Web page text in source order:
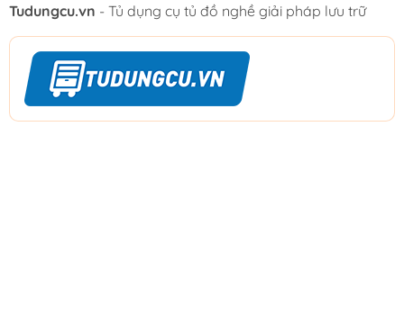
Tudungcu.vn - Tủ dụng cụ tủ đồ nghề giải pháp lưu trữ